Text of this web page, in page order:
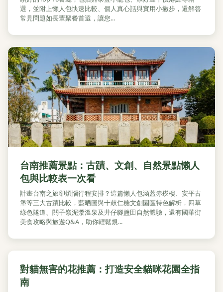
選，並附上懶人包快速比較、個人真心話與實用小撇步，還解答
常見問題如長輩聚餐首選，讓您...
台南推薦景點：古蹟、文創、自然景點懶人
包與比較表一次看
計畫台南之旅卻煩惱行程安排？這篇懶人包涵蓋赤崁樓、安平古
堡等三大古蹟比較，藍晒圖與十鼓仁糖文創園區特色解析，四草
綠色隧道、關子嶺泥漿溫泉及井仔腳鹽田自然體驗，還有國華街
美食攻略與旅遊Q&A，助你輕鬆規...
對貓無害的花推薦：打造安全貓咪花園全指
南